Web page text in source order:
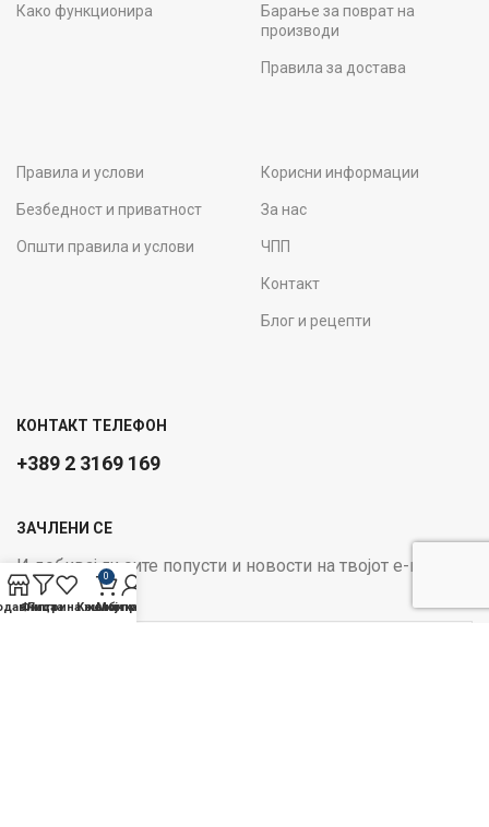
Како функционира
Барање за поврат на
производи
Правила за достава
Правила и услови
Безбедност и приватност
Општи правила и услови
Корисни информации
За нас
ЧПП
Контакт
Блог и рецепти
КОНТАКТ ТЕЛЕФОН
+389 2 3169 169
ЗАЧЛЕНИ СЕ
И добивај ги сите попусти и новости на твојот е-маил
Email address:
Филтри
Листа на желби
0
Кошничка
Мој профил